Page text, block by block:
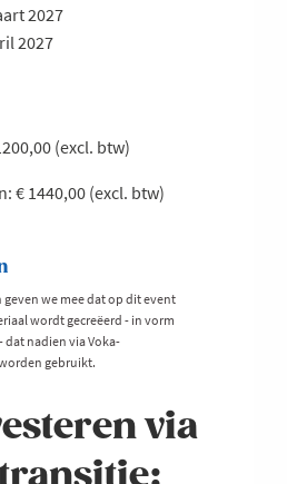
via
2027
2027
(excl. btw)
€ 1440,00 (excl. btw)
we mee dat op dit event
wordt gecreëerd - in vorm
nadien via Voka-
gebruikt.